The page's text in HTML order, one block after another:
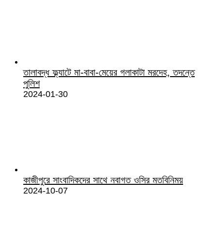
তালাবদ্ধ ফ্ল্যাটে মা-বাবা-মেয়ের গলাকাটা মরদেহ, তদন্তে
পুলিশ
2024-01-30
কাজীপুরে সাংবাদিকদের সাথে নবাগত ওসির মতবিনিময়
2024-10-07